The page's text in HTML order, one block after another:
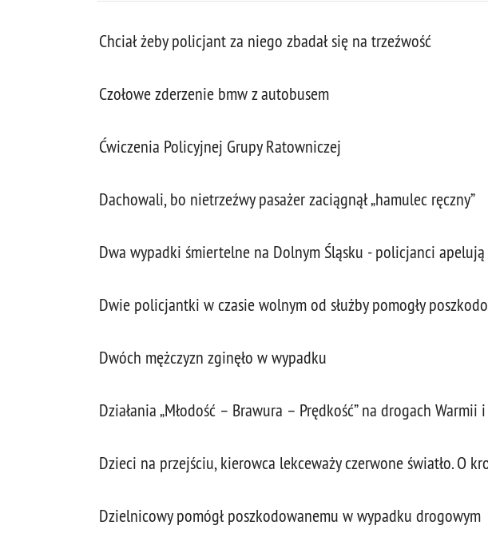
Chciał żeby policjant za niego zbadał się na trzeźwość
Czołowe zderzenie bmw z autobusem
Ćwiczenia Policyjnej Grupy Ratowniczej
Dachowali, bo nietrzeźwy pasażer zaciągnął „hamulec ręczny”
Dwa wypadki śmiertelne na Dolnym Śląsku - policjanci
Dwie policjantki w czasie wolnym od służby pomogły
Dwóch mężczyzn zginęło w wypadku
Działania „Młodość – Brawura – Prędkość” na drogach
Dzieci na przejściu, kierowca lekceważy czerwone światło. O
Dzielnicowy pomógł poszkodowanemu w wypadku drogowym